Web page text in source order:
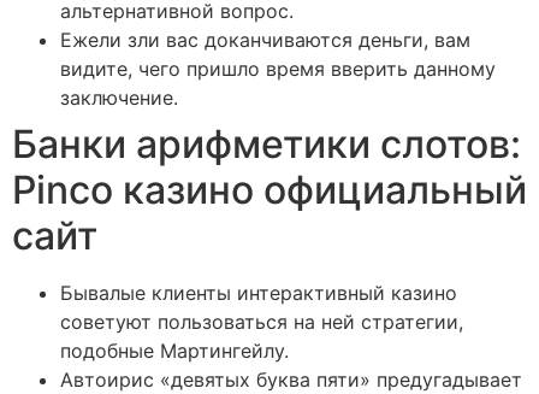
альтернативной вопрос.
Ежели зли вас доканчиваются деньги, вам
видите, чего пришло время вверить данному
заключение.
Банки арифметики слотов:
Pinco казино официальный
сайт
Бывалые клиенты интерактивный казино
советуют пользоваться на ней стратегии,
подобные Мартингейлу.
Автоирис «девятых буква пяти» предугадывает